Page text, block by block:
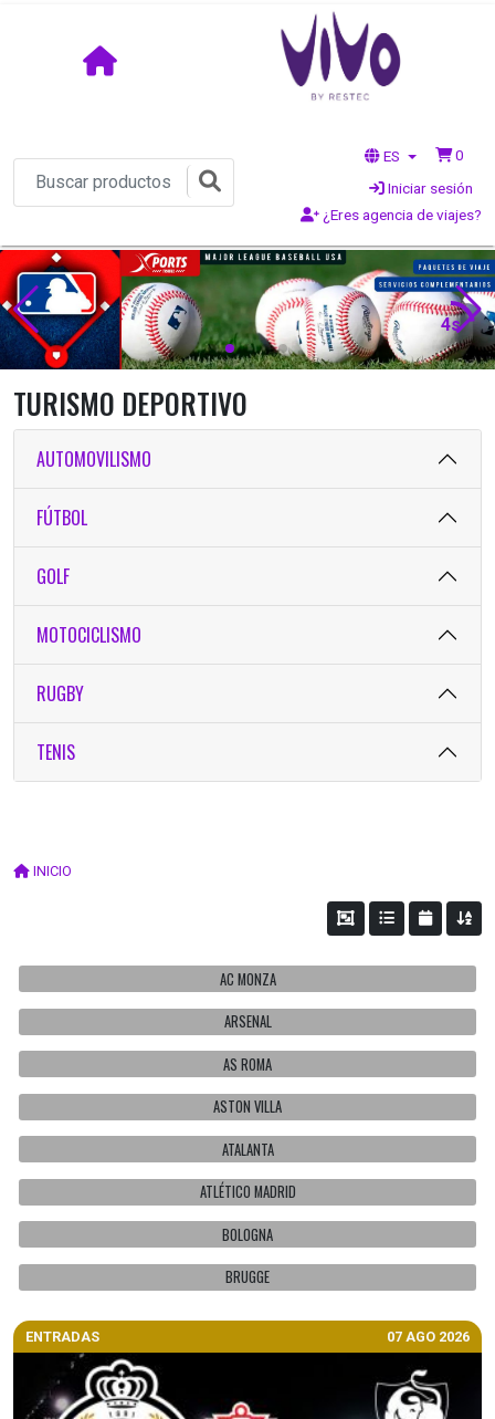
ES
0
Iniciar sesión
¿Eres agencia de viajes?
2s
TURISMO DEPORTIVO
AUTOMOVILISMO
FÚTBOL
GOLF
MOTOCICLISMO
RUGBY
TENIS
INICIO
AC MONZA
ARSENAL
AS ROMA
ASTON VILLA
ATALANTA
ATLÉTICO MADRID
BOLOGNA
BRUGGE
ENTRADAS 07 AGO 2026